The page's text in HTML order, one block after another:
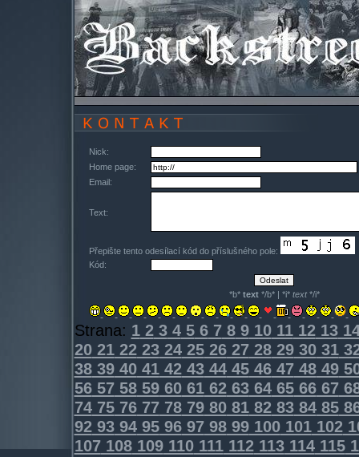
Nick:
Home page:
Email:
Text:
Přepište tento odesílací kód do příslušného pole:
Kód:
*b* text*/b* | *i* text*/i*
Strana: 12345678910111213
202122232425262728293031
383940414243444546474849
565758596061626364656667
747576777879808182838485
9293949596979899100101102
107108109110111112113114115